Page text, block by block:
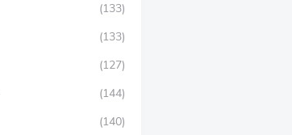
(133)
(133)
(127)
(144)
(140)